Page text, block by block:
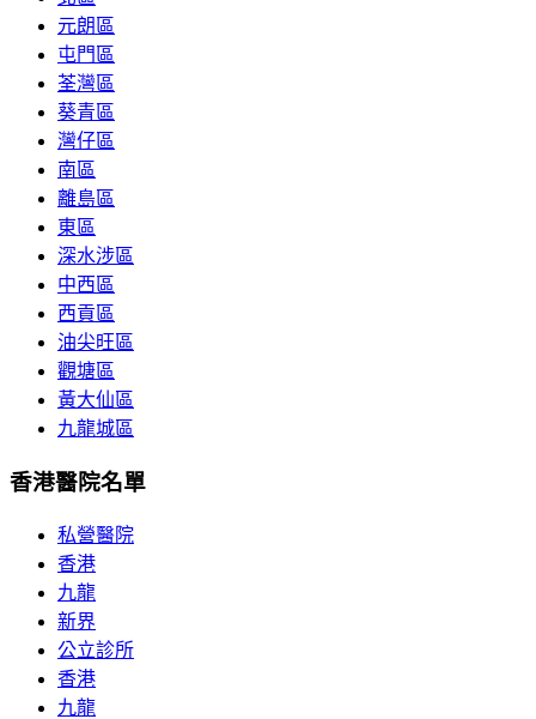
元朗區
屯門區
荃灣區
葵青區
灣仔區
南區
離島區
東區
深水涉區
中西區
西貢區
油尖旺區
觀塘區
黃大仙區
九龍城區
香港醫院名單
私營醫院
香港
九龍
新界
公立診所
香港
九龍